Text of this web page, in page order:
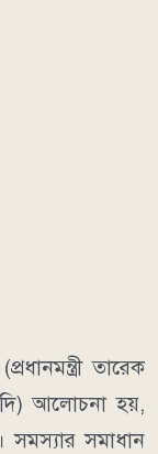
তারেক
আলোচনা হয়,
সমাধান